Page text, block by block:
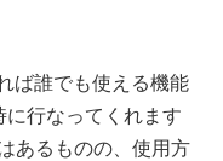
ば誰でも使える機能
行なってくれます
あるものの、使用方